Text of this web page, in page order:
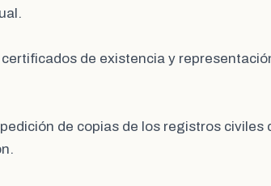
de existencia y
de copias de los registros civiles